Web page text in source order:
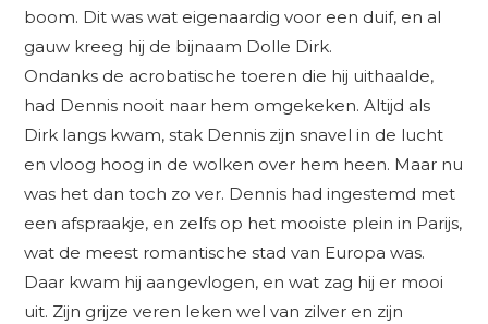
boom. Dit was wat eigenaardig voor een duif, en al
gauw kreeg hij de bijnaam Dolle Dirk.
Ondanks de acrobatische toeren die hij uithaalde,
had Dennis nooit naar hem omgekeken. Altijd als
Dirk langs kwam, stak Dennis zijn snavel in de lucht
en vloog hoog in de wolken over hem heen. Maar nu
was het dan toch zo ver. Dennis had ingestemd met
een afspraakje, en zelfs op het mooiste plein in Parijs,
wat de meest romantische stad van Europa was.
Daar kwam hij aangevlogen, en wat zag hij er mooi
uit. Zijn grijze veren leken wel van zilver en zijn